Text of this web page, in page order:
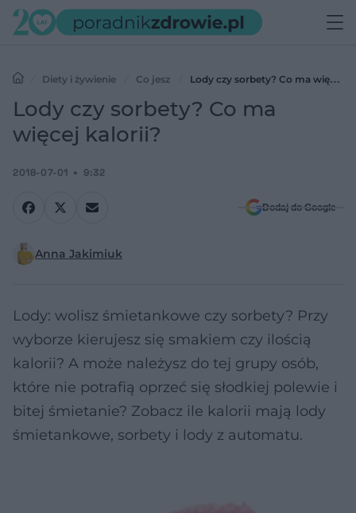
Diety i żywienie Co jesz
Lody czy sorbety? Co ma więcej
kalorii?
Lody czy sorbety? Co ma
więcej kalorii?
2018-07-01 9:32
Dodaj do Google
Anna Jakimiuk
Lody: wolisz śmietankowe czy sorbety? Przy
wyborze kierujesz się smakiem czy ilością
kalorii? A może należysz do tej grupy osób,
które nie potrafią oprzeć się słodkiej polewie i
bitej śmietanie? Zobacz ile kalorii mają lody
śmietankowe, sorbety i lody z automatu.